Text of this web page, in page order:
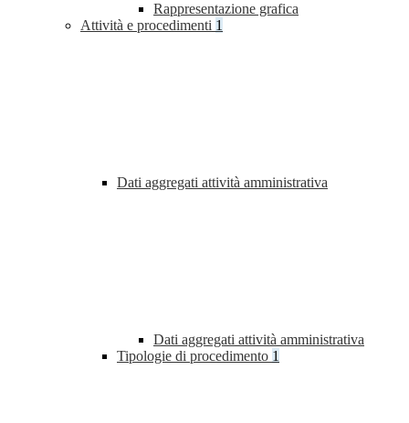
Rappresentazione grafica
Attività e procedimenti 1
Dati aggregati attività amministrativa
Dati aggregati attività amministrativa
Tipologie di procedimento 1